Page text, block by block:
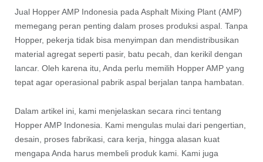
Jual Hopper AMP Indonesia pada Asphalt Mixing Plant (AMP)
memegang peran penting dalam proses produksi aspal. Tanpa
Hopper, pekerja tidak bisa menyimpan dan mendistribusikan
material agregat seperti pasir, batu pecah, dan kerikil dengan
lancar. Oleh karena itu, Anda perlu memilih Hopper AMP yang
tepat agar operasional pabrik aspal berjalan tanpa hambatan.
Dalam artikel ini, kami menjelaskan secara rinci tentang
Hopper AMP Indonesia. Kami mengulas mulai dari pengertian,
desain, proses fabrikasi, cara kerja, hingga alasan kuat
mengapa Anda harus membeli produk kami. Kami juga